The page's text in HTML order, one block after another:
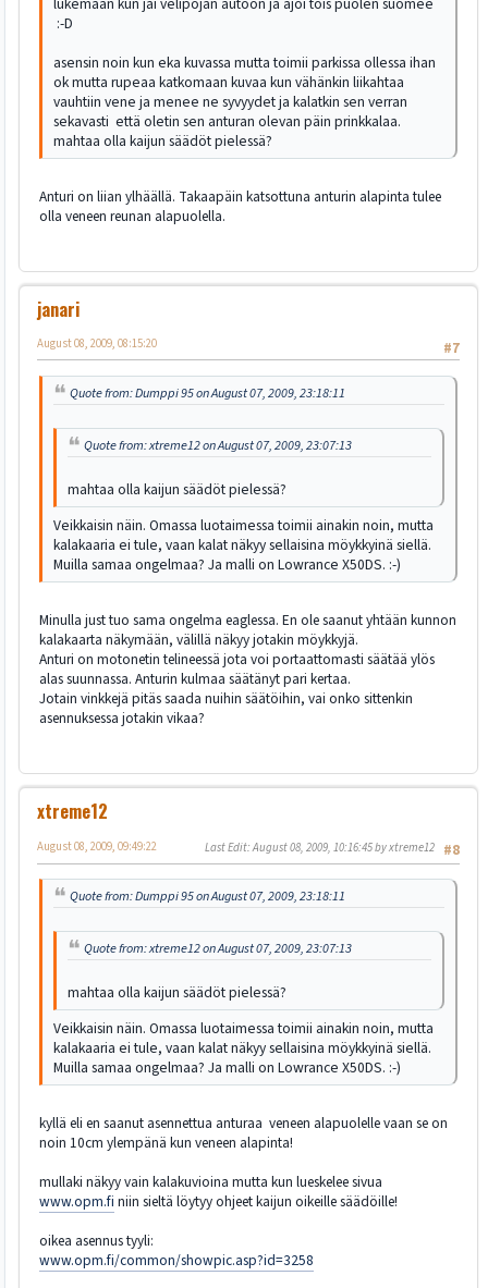
:-D
asensin noin kun eka kuvassa mutta toimii parkissa ollessa ihan
ok mutta rupeaa katkomaan kuvaa kun vähänkin liikahtaa
vauhtiin vene ja menee ne syvyydet ja kalatkin sen verran
sekavasti että oletin sen anturan olevan päin prinkkalaa.
mahtaa olla kaijun säädöt pielessä?
Anturi on liian ylhäällä. Takaapäin katsottuna anturin alapinta tulee
olla veneen reunan alapuolella.
janari
#7
August 08, 2009, 08:15:20
Quote from: Dumppi 95 on August 07, 2009, 23:18:11
Quote from: xtreme12 on August 07, 2009, 23:07:13
mahtaa olla kaijun säädöt pielessä?
Veikkaisin näin. Omassa luotaimessa toimii ainakin noin, mutta
kalakaaria ei tule, vaan kalat näkyy sellaisina möykkyinä siellä.
Muilla samaa ongelmaa? Ja malli on Lowrance X50DS. :-)
Minulla just tuo sama ongelma eaglessa. En ole saanut yhtään kunnon
kalakaarta näkymään, välillä näkyy jotakin möykkyjä.
Anturi on motonetin telineessä jota voi portaattomasti säätää ylös
alas suunnassa. Anturin kulmaa säätänyt pari kertaa.
Jotain vinkkejä pitäs saada nuihin säätöihin, vai onko sittenkin
asennuksessa jotakin vikaa?
xtreme12
#8
August 08, 2009, 09:49:22 Last Edit: August 08, 2009, 10:16:45 by xtreme12
Quote from: Dumppi 95 on August 07, 2009, 23:18:11
Quote from: xtreme12 on August 07, 2009, 23:07:13
mahtaa olla kaijun säädöt pielessä?
Veikkaisin näin. Omassa luotaimessa toimii ainakin noin, mutta
kalakaaria ei tule, vaan kalat näkyy sellaisina möykkyinä siellä.
Muilla samaa ongelmaa? Ja malli on Lowrance X50DS. :-)
kyllä eli en saanut asennettua anturaa veneen alapuolelle vaan se on
noin 10cm ylempänä kun veneen alapinta!
mullaki näkyy vain kalakuvioina mutta kun lueskelee sivua
www.opm.fi niin sieltä löytyy ohjeet kaijun oikeille säädöille!
oikea asennus tyyli:
www.opm.fi/common/showpic.asp?id=3258